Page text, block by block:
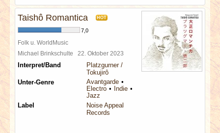
Taishô Romantica HOT
7,0
Folk u. WorldMusic
Michael Brinkschulte 22. Oktober 2023
Interpret/Band
Platzgurner /
Tokujirô
Unter-Genre
Avantgarde
Electro
Indie
Jazz
Label
Noise Appeal
Records